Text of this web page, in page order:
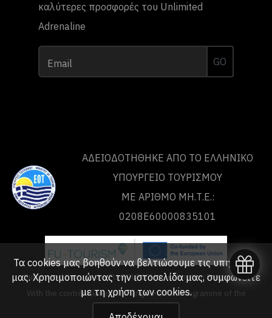
καλύτερες προσφορές του Unlimited
Adrenaline
Email GO
ΑΔΕΙΟΔΟΤΗΘΗΚΕ ΑΠΟ ΤO ΕΛΛΗΝΙΚΟ
ΥΠΟΥΡΓΕΙΟ ΤΟΥΡΙΣΜΟΥ
ΜΕ ΑΡΙΘΜΟ ΜΗ.Τ.Ε.:
0208Ε60000835101
Supported through the FU-TOURISM Acceleration Programme
With the contribution of the Single Market Programme of the
Τα cookies μας βοηθούν να βελτιώσουμε τις υπηρεσίες
μας. Χρησιμοποιώντας την ιστοσελίδα μας, συμφωνείτε
με τηχρήση των cookies.